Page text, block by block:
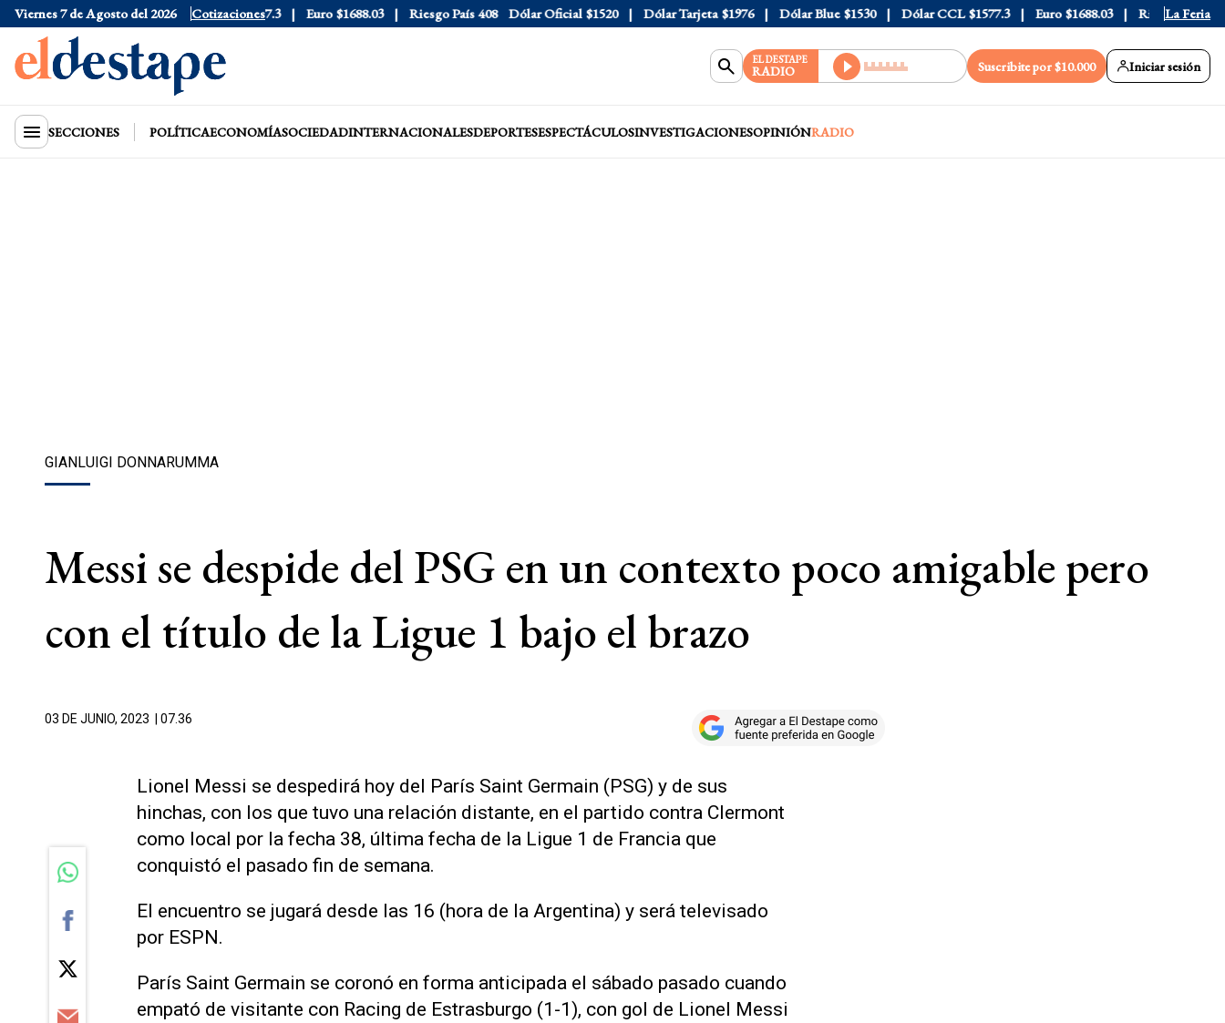
Viernes 7 de Agosto del 2026 Cotizaciones
Dólar Blue $1530 Dólar CCL $1577.3 Euro $1688.03 Riesgo País 408 Dólar Oficial $1520 Dólar Tarjeta $1976 Dólar Blue $1530 Dólar CCL $1577.3 Euro $1688.03 Riesgo País 408
La Feria
EL DESTAPE
RADIO Suscribite por $10.000 Iniciar sesión
SECCIONES POLÍTICAECONOMÍASOCIEDADINTERNACIONALESDEPORTESESPECTÁCULOSINVESTIGACIONESOPINIÓNRADIO
GIANLUIGI DONNARUMMA
Messi se despide del PSG en un contexto poco amigable pero
con el título de la Ligue 1 bajo el brazo
03 DE JUNIO, 2023 | 07.36
Lionel Messi se despedirá hoy del París Saint Germain (PSG) y de sus
hinchas, con los que tuvo una relación distante, en el partido contra Clermont
como local por la fecha 38, última fecha de la Ligue 1 de Francia que
conquistó el pasado fin de semana.
El encuentro se jugará desde las 16 (hora de la Argentina) y será televisado
por ESPN.
París Saint Germain se coronó en forma anticipada el sábado pasado cuando
empató de visitante con Racing de Estrasburgo (1-1), con gol de Lionel Messi